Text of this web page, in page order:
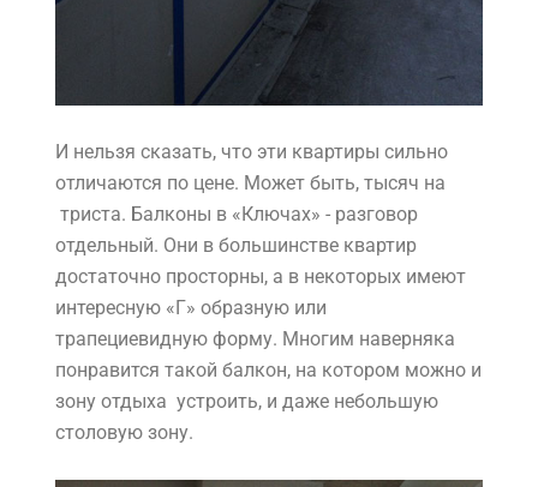
И нельзя сказать, что эти квартиры сильно
отличаются по цене. Может быть, тысяч на
триста. Балконы в «Ключах» - разговор
отдельный. Они в большинстве квартир
достаточно просторны, а в некоторых имеют
интересную «Г» образную или
трапециевидную форму. Многим наверняка
понравится такой балкон, на котором можно и
зону отдыха устроить, и даже небольшую
столовую зону.